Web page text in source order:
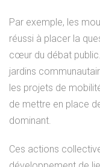
Par exemple, les
réussi à placer la
cœur du débat
jardins
les projets de
de mettre en place
dominant.
Ces actions